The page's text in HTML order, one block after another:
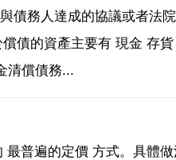
債務人達成的協議或者法
債的資產主要有 現金 存
清償債務...
普遍的定價 方式。具體